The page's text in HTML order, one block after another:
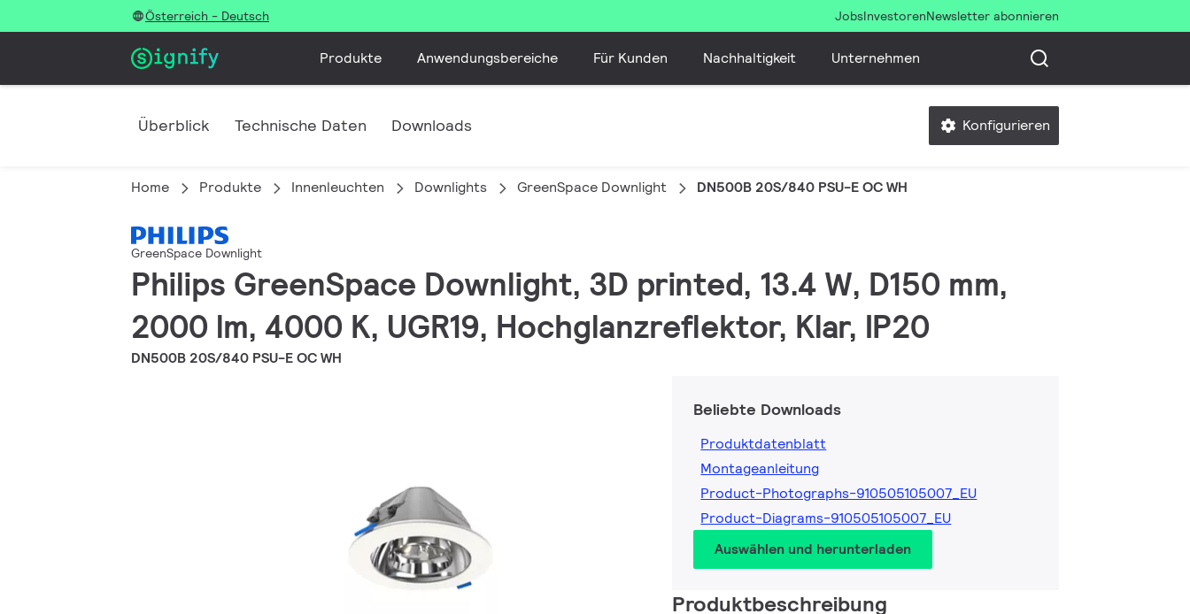
Österreich - Deutsch JobsInvestorenNewsletter abonnieren
Produkte Anwendungsbereiche Für Kunden Nachhaltigkeit Unternehmen
Überblick Technische Daten Downloads Konfigurieren
Home Produkte Innenleuchten Downlights GreenSpace Downlight DN500B 20S/840 PSU-E OC WH
GreenSpace Downlight
Philips GreenSpace Downlight, 3D printed, 13.4 W, D150 mm,
2000 lm, 4000 K, UGR19, Hochglanzreflektor, Klar, IP20
DN500B 20S/840 PSU-E OC WH
Beliebte Downloads
Produktdatenblatt
Montageanleitung
Product-Photographs-910505105007_EU
Product-Diagrams-910505105007_EU
Auswählen und herunterladen
Produktbeschreibung